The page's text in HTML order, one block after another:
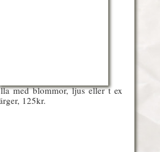
med blommor, ljus eller t ex
125kr.